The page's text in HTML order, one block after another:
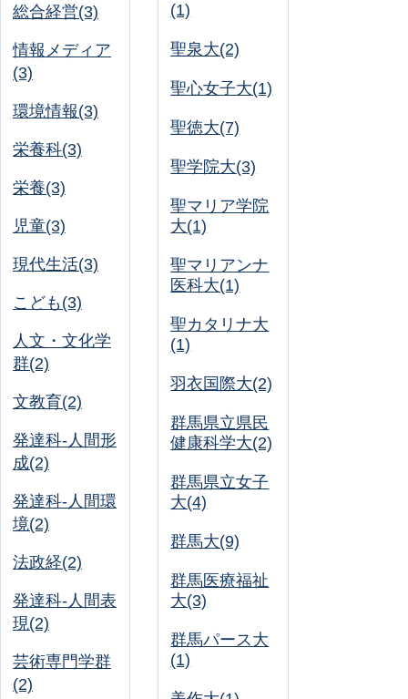
総合経営(3)
情報メディア
(3)
環境情報(3)
栄養科(3)
栄養(3)
児童(3)
現代生活(3)
こども(3)
人文・文化学
群(2)
文教育(2)
発達科-人間形
成(2)
発達科-人間環
境(2)
法政経(2)
発達科-人間表
現(2)
芸術専門学群
(2)
(1)
聖泉大(2)
聖心女子大(1)
聖徳大(7)
聖学院大(3)
聖マリア学院
大(1)
聖マリアンナ
医科大(1)
聖カタリナ大
(1)
羽衣国際大(2)
群馬県立県民
健康科学大(2)
群馬県立女子
大(4)
群馬大(9)
群馬医療福祉
大(3)
群馬パース大
(1)